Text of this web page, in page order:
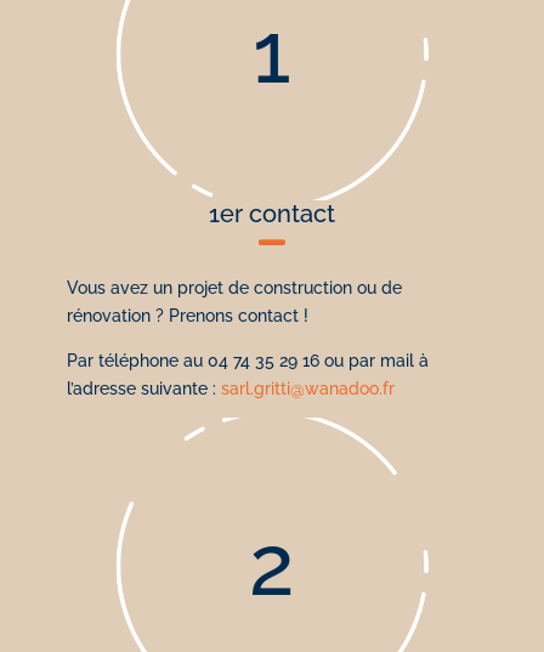
1
1er contact

Vous avez un projet de construction ou de
rénovation ? Prenons contact !
Par téléphone au 04 74 35 29 16 ou par mail à
l’adresse suivante : sarl.gritti@wanadoo.fr
2